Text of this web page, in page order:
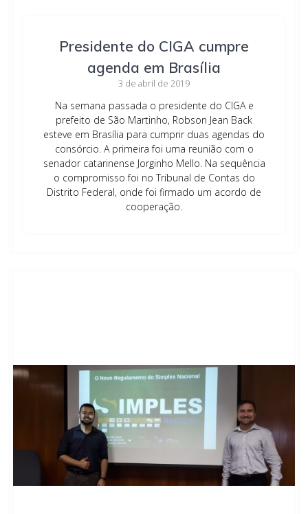
Presidente do CIGA cumpre
agenda em Brasília
3 de abril de 2019
Na semana passada o presidente do CIGA e
prefeito de São Martinho, Robson Jean Back
esteve em Brasília para cumprir duas agendas do
consórcio. A primeira foi uma reunião com o
senador catarinense Jorginho Mello. Na sequência
o compromisso foi no Tribunal de Contas do
Distrito Federal, onde foi firmado um acordo de
cooperação.